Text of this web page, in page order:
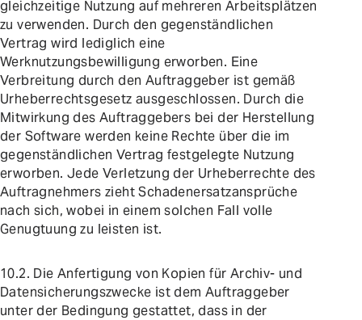
gleichzeitige Nutzung auf mehreren Arbeitsplätzen
zu verwenden. Durch den gegenständlichen
Vertrag wird lediglich eine
Werknutzungsbewilligung erworben. Eine
Verbreitung durch den Auftraggeber ist gemäß
Urheberrechtsgesetz ausgeschlossen. Durch die
Mitwirkung des Auftraggebers bei der Herstellung
der Software werden keine Rechte über die im
gegenständlichen Vertrag festgelegte Nutzung
erworben. Jede Verletzung der Urheberrechte des
Auftragnehmers zieht Schadenersatzansprüche
nach sich, wobei in einem solchen Fall volle
Genugtuung zu leisten ist.
10.2. Die Anfertigung von Kopien für Archiv- und
Datensicherungszwecke ist dem Auftraggeber
unter der Bedingung gestattet, dass in der